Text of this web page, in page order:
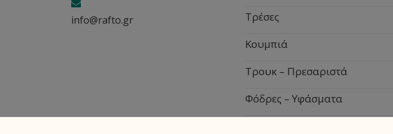
info@rafto.gr
Τρέσες
Κουμπιά
Τρουκ – Πρεσαριστά
Φόδρες – Υφάσματα